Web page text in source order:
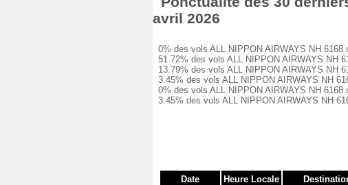
avril 2026
0% des vols ALL NIPPON AIRWAYS NH
51.72% des vols ALL NIPPON AIRWAYS NH
13.79% des vols ALL NIPPON AIRWAYS NH
3.45% des vols ALL NIPPON AIRWAYS NH
0% des vols ALL NIPPON AIRWAYS NH
3.45% des vols ALL NIPPON AIRWAYS NH
Date Heure Locale